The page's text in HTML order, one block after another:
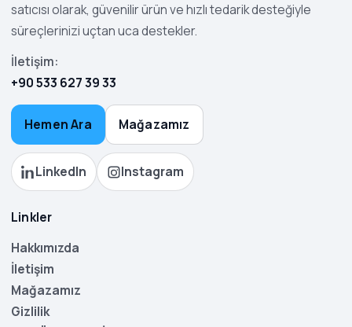
satıcısı olarak, güvenilir ürün ve hızlı tedarik desteğiyle
süreçlerinizi uçtan uca destekler.
İletişim:
+90 533 627 39 33
Hemen Ara Mağazamız
LinkedIn Instagram
Linkler
Hakkımızda
İletişim
Mağazamız
Gizlilik